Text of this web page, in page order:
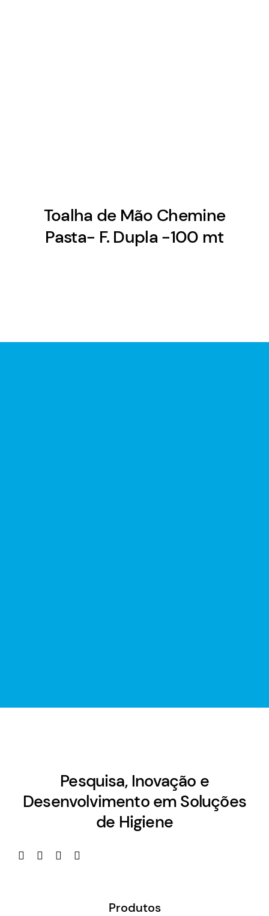
Toalha de Mão Chemine
Pasta- F. Dupla -100 mt
Pesquisa, Inovação e
Desenvolvimento em Soluções
de Higiene
Produtos